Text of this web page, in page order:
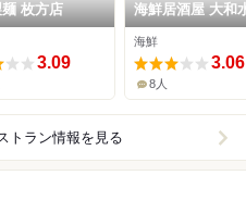
枚方店
3.09
海鮮居酒屋 大和
牧野店
海鮮
3.06
8人
トラン情報を見る